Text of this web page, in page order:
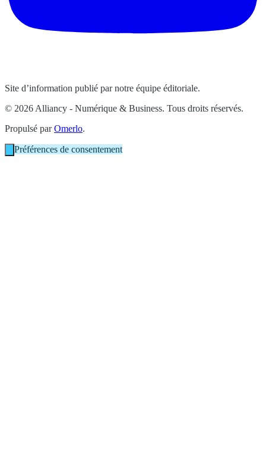
Site d’information publié par notre équipe éditoriale.
© 2026 Alliancy - Numérique & Business. Tous droits réservés.
Propulsé parOmerlo.
Préférences de consentement